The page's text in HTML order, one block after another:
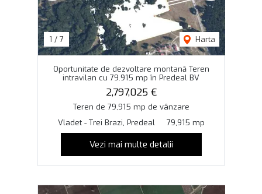
1 / 7 Harta
Oportunitate de dezvoltare montană Teren
intravilan cu 79.915 mp în Predeal BV
2,797,025 €
Teren de 79,915 mp de vânzare
Vladet - Trei Brazi, Predeal
79,915 mp
Vezi mai multe detalii